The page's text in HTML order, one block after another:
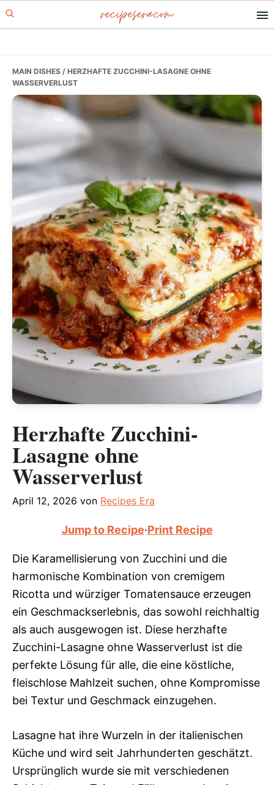
Skip
to
Skip
to
Skip
to
recipesera.com
MAIN DISHES / HERZHAFTE ZUCCHINI-LASAGNE OHNE
WASSERVERLUST
Herzhafte Zucchini-
Lasagne ohne
Wasserverlust
April 12, 2026 von Recipes Era
Jump to Recipe·Print Recipe
Die Karamellisierung von Zucchini und die
harmonische Kombination von cremigem
Ricotta und würziger Tomatensauce erzeugen
ein Geschmackserlebnis, das sowohl reichhaltig
als auch ausgewogen ist. Diese herzhafte
Zucchini-Lasagne ohne Wasserverlust ist die
perfekte Lösung für alle, die eine köstliche,
fleischlose Mahlzeit suchen, ohne Kompromisse
bei Textur und Geschmack einzugehen.
Lasagne hat ihre Wurzeln in der italienischen
Küche und wird seit Jahrhunderten geschätzt.
Ursprünglich wurde sie mit verschiedenen